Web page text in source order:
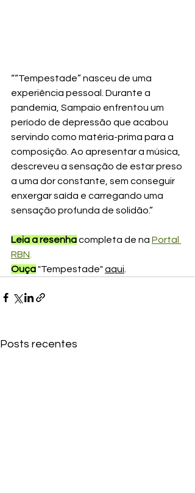
““Tempestade” nasceu de uma
experiência pessoal. Durante a
pandemia, Sampaio enfrentou um
período de depressão que acabou
servindo como matéria-prima para a
composição. Ao apresentar a música,
descreveu a sensação de estar preso
a uma dor constante, sem conseguir
enxergar saída e carregando uma
sensação profunda de solidão.”
Leia a resenha completa de na Portal
RBN
Ouça"Tempestade"aqui
Posts recentes